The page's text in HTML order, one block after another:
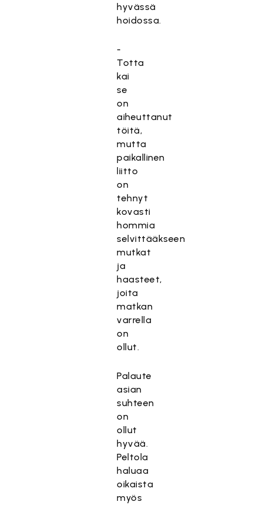
hyvässä
hoidossa.
-
Totta
kai
se
on
aiheuttanut
töitä,
mutta
paikallinen
liitto
on
tehnyt
kovasti
hommia
selvittääkseen
mutkat
ja
haasteet,
joita
matkan
varrella
on
ollut.
Palaute
asian
suhteen
on
ollut
hyvää.
Peltola
haluaa
oikaista
myös